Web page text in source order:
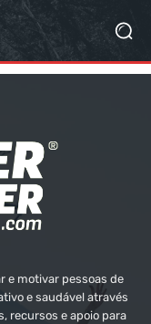
e motivar pessoas de
e saudável através
recursos e apoio para